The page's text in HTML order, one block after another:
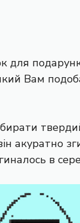
для
Вам
акуратно
в